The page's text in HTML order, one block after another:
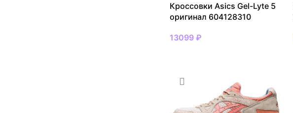
Кроссовки Asics Gel-Lyte 5
оригинал 604128310
13099 ₽